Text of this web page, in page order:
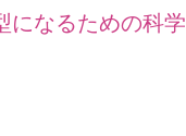
になるための科学